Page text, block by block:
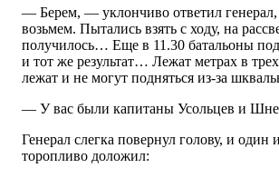
— Берем, — уклончиво ответил
возьмем. Пытались взять с ходу, на
получилось… Еще в 11.30 батальоны
и тот же результат… Лежат метрах в
лежат и не могут подняться из-за
— У вас были капитаны Усольцев и
Генерал слегка повернул голову, и один
торопливо доложил: